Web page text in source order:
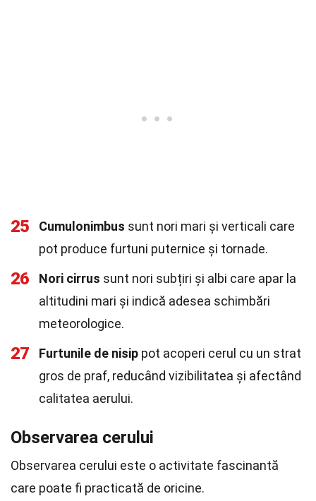
25 Cumulonimbus sunt nori mari și verticali care
pot produce furtuni puternice și tornade.
26 Nori cirrus sunt nori subțiri și albi care apar la
altitudini mari și indică adesea schimbări
meteorologice.
27 Furtunile de nisip pot acoperi cerul cu un strat
gros de praf, reducând vizibilitatea și afectând
calitatea aerului.
Observarea cerului
Observarea cerului este o activitate fascinantă
care poate fi practicată de oricine.